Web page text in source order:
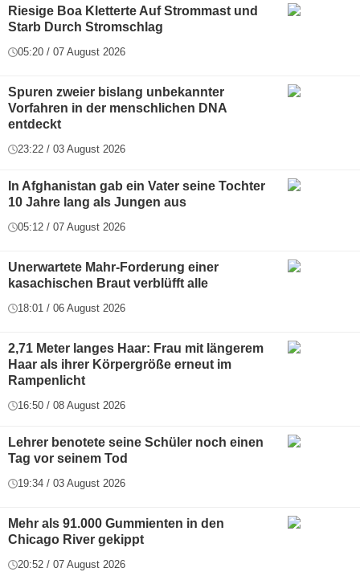
Riesige Boa Kletterte Auf Strommast und
Starb Durch Stromschlag
05:20 / 07 August 2026
Spuren zweier bislang unbekannter
Vorfahren in der menschlichen DNA
entdeckt
23:22 / 03 August 2026
In Afghanistan gab ein Vater seine Tochter
10 Jahre lang als Jungen aus
05:12 / 07 August 2026
Unerwartete Mahr-Forderung einer
kasachischen Braut verblüfft alle
18:01 / 06 August 2026
2,71 Meter langes Haar: Frau mit längerem
Haar als ihrer Körpergröße erneut im
Rampenlicht
16:50 / 08 August 2026
Lehrer benotete seine Schüler noch einen
Tag vor seinem Tod
19:34 / 03 August 2026
Mehr als 91.000 Gummienten in den
Chicago River gekippt
20:52 / 07 August 2026